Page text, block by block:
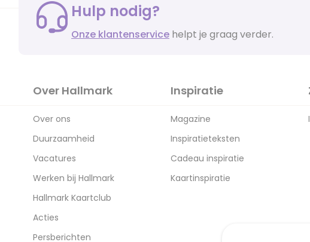
Hulp nodig?
Onze klantenservice helpt je graag verder.
Over Hallmark
Over ons
Duurzaamheid
Vacatures
Werken bij Hallmark
Hallmark Kaartclub
Acties
Persberichten
Inspiratie
Magazine
Inspiratieteksten
Cadeau inspiratie
Kaartinspiratie